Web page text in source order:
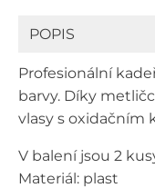
POPIS
Profesionální
barvy. Díky
vlasy s oxidačním
V balení jsou 2
Materiál: plast